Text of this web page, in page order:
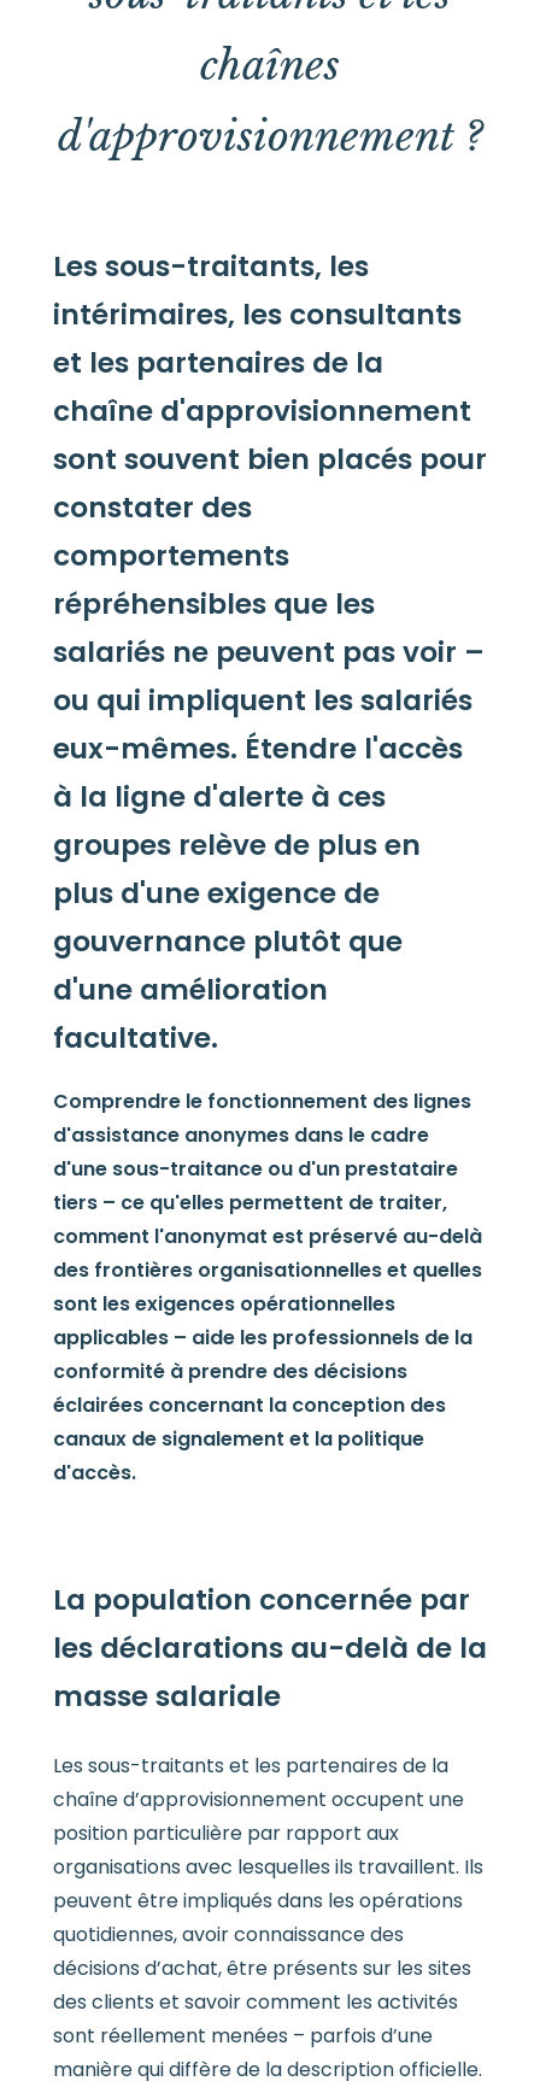
chaînes
d'approvisionnement ?
Les sous-traitants, les
intérimaires, les consultants
et les partenaires de la
chaîne d'approvisionnement
sont souvent bien placés pour
constater des
comportements
répréhensibles que les
salariés ne peuvent pas voir –
ou qui impliquent les salariés
eux-mêmes. Étendre l'accès
à la ligne d'alerte à ces
groupes relève de plus en
plus d'une exigence de
gouvernance plutôt que
d'une amélioration
facultative.
Comprendre le fonctionnement des lignes
d'assistance anonymes dans le cadre
d'une sous-traitance ou d'un prestataire
tiers – ce qu'elles permettent de traiter,
comment l'anonymat est préservé au-delà
des frontières organisationnelles et quelles
sont les exigences opérationnelles
applicables – aide les professionnels de la
conformité à prendre des décisions
éclairées concernant la conception des
canaux de signalement et la politique
d'accès.
La population concernée par
les déclarations au-delà de la
masse salariale
Les sous-traitants et les partenaires de la
chaîne d’approvisionnement occupent une
position particulière par rapport aux
organisations avec lesquelles ils travaillent. Ils
peuvent être impliqués dans les opérations
quotidiennes, avoir connaissance des
décisions d’achat, être présents sur les sites
des clients et savoir comment les activités
sont réellement menées – parfois d’une
manière qui diffère de la description officielle.